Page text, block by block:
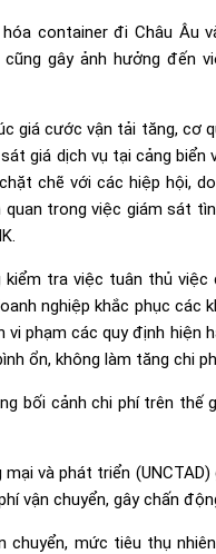
container đi Châu Âu
gây ảnh hưởng đến
giá cước vận tải tăng, cơ
giá dịch vụ tại cảng biển
chẽ với các hiệp hội,
quan trong việc giám sát
tra việc tuân thủ
nghiệp khắc phục
phạm các quy định hiện
ổn, không làm tăng chi
bối cảnh chi phí trên thế
và phát triển
vận chuyển, gây chấn
chuyển, mức tiêu thụ